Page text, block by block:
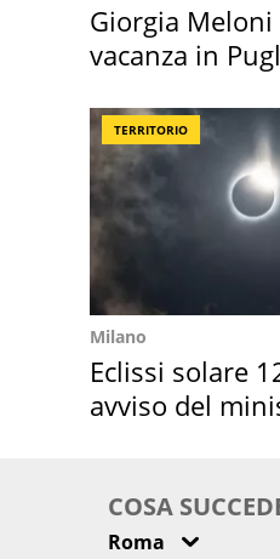
Giorgia
vacanza in
TERRITORIO
Milano
Eclissi solare
avviso del